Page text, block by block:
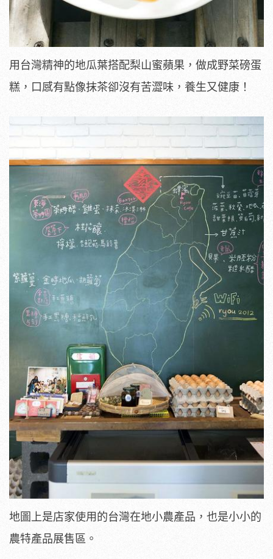
用台灣精神的地瓜葉搭配梨山蜜蘋果，做成野菜磅蛋
糕，口感有點像抹茶卻沒有苦澀味，養生又健康！
地圖上是店家使用的台灣在地小農產品，也是小小的
農特產品展售區。